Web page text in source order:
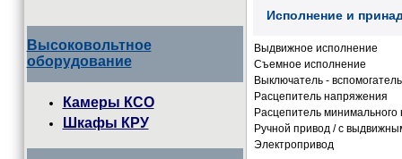
Высоковольтное
оборудование
Камеры КСО
Шкафы КРУ
Исполнение и
Выдвижное исполнение
Съемное исполнение
Выключатель -
Расцепитель напряжения
Расцепитель
Ручной привод / с
Электропривод